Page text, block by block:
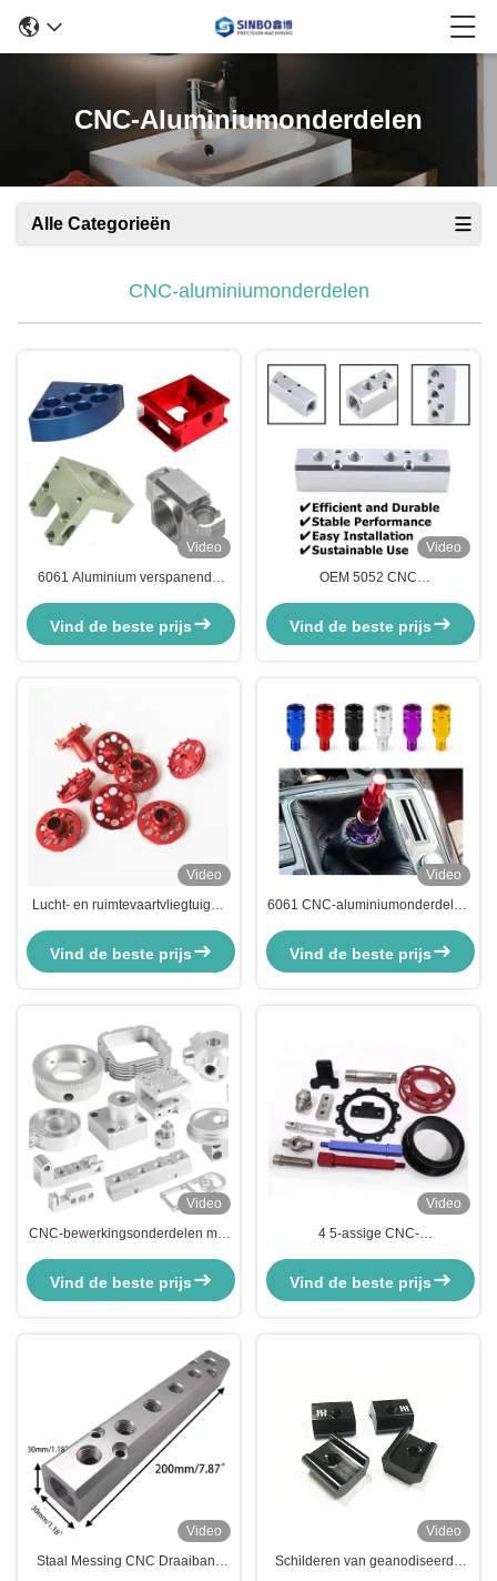
CNC-Aluminiumonderdelen
Alle Categorieën
CNC-aluminiumonderdelen
Video
6061 Aluminium verspanende
Draaiende onderdelen 5-assige
bewerkingsservices
Vind de beste prijs
Video
OEM 5052 CNC
Customized Aluminium CNC
Bewerking Service
Vind de beste prijs
Video
Lucht- en ruimtevaartvliegtuigen
onderdelen Aangepaste precisie
verspanen Service
Vind de beste prijs
Video
6061 CNC-aluminiumonderdelen
Freesonderdelen voor
automatische
Vind de beste prijs
Video
CNC-bewerkingsonderdelen met
staal Messing Aluminiumlegering
Vind de beste prijs
Video
4 5-assige CNC-
Anodiseren Schilderen CNC-
frees- en draaiservices
Vind de beste prijs
Video
Staal Messing CNC Draaibank
Video
Schilderen van geanodiseerde